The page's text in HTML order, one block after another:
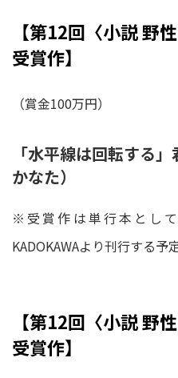
【第12回〈⼩説 野
受賞作】
（賞⾦100万円）
「水平線は回転する
かなた）
※受賞作は単⾏本とし
KADOKAWAより刊⾏する予
【第12回〈⼩説 野
受賞作】